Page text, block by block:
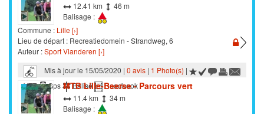
12.41 km
46 m
Balisage :
Commune : Lille [›]
Lieu de départ : Recreatiedomein - Strandweg, 6
Auteur :Sport Vlanderen [›]
Mis à jour le 15/05/2020 | 0 avis| 1 Photo(s) |
VTT
Gps Balisé Roadbook
MTB Lille-Beerse - Parcours vert
11.4 km
34 m
Balisage :